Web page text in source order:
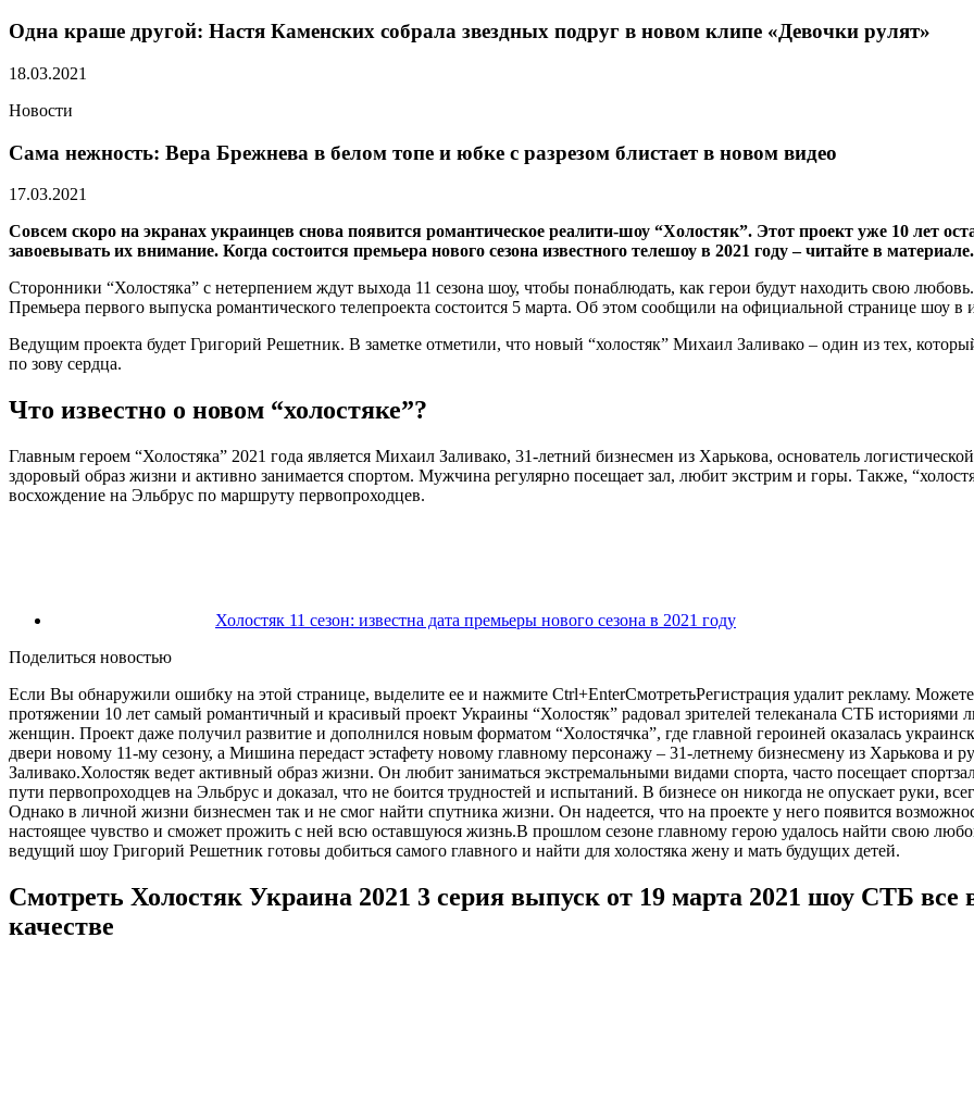
Одна краше другой: Настя Каменских собрала звездных подруг в новом клипе «Девочки рулят»
18.03.2021
Новости
Сама нежность: Вера Брежнева в белом топе и юбке с разрезом блистает в новом видео
17.03.2021
Совсем скоро на экранах украинцев снова появится романтическое реалити-шоу “Холостяк”. Этот проект уже 10 лет
завоевывать их внимание. Когда состоится премьера нового сезона известного телешоу в 2021 году – читайте в материале.
Сторонники “Холостяка” с нетерпением ждут выхода 11 сезона шоу, чтобы понаблюдать, как герои будут находить свою
Премьера первого выпуска романтического телепроекта состоится 5 марта. Об этом сообщили на официальной странице шоу в
Ведущим проекта будет Григорий Решетник. В заметке отметили, что новый “холостяк” Михаил Заливако – один из тех,
по зову сердца.
Что известно о новом “холостяке”?
Главным героем “Холостяка” 2021 года является Михаил Заливако, 31-летний бизнесмен из Харькова, основатель
здоровый образ жизни и активно занимается спортом. Мужчина регулярно посещает зал, любит экстрим и горы. Также,
восхождение на Эльбрус по маршруту первопроходцев.
Холостяк 11 сезон: известна дата премьеры нового сезона в 2021 году
Поделиться новостью
Если Вы обнаружили ошибку на этой странице, выделите ее и нажмите Ctrl+EnterСмотретьРегистрация удалит рекламу.
протяжении 10 лет самый романтичный и красивый проект Украины “Холостяк” радовал зрителей телеканала СТБ историями
женщин. Проект даже получил развитие и дополнился новым форматом “Холостячка”, где главной героиней оказалась
двери новому 11-му сезону, а Мишина передаст эстафету новому главному персонажу – 31-летнему бизнесмену из Харькова и
Заливако.Холостяк ведет активный образ жизни. Он любит заниматься экстремальными видами спорта, часто посещает
пути первопроходцев на Эльбрус и доказал, что не боится трудностей и испытаний. В бизнесе он никогда не опускает руки,
Однако в личной жизни бизнесмен так и не смог найти спутника жизни. Он надеется, что на проекте у него появится
настоящее чувство и сможет прожить с ней всю оставшуюся жизнь.В прошлом сезоне главному герою удалось найти свою
ведущий шоу Григорий Решетник готовы добиться самого главного и найти для холостяка жену и мать будущих детей.
Смотреть Холостяк Украина 2021 3 серия выпуск от 19 марта 2021 шоу СТБ все
качестве